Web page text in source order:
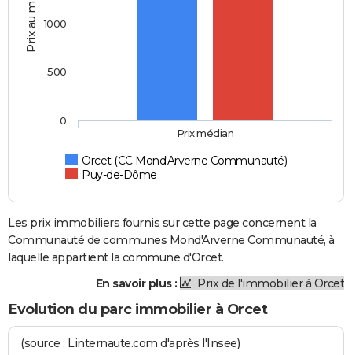
Prix au m2
Orcet (CC Mond'Arverne Communauté)
Puy-de-Dôme
Prix médian
0
500
1000
Les prix immobiliers fournis sur cette page concernent la
Communauté de communes Mond'Arverne Communauté, à
laquelle appartient la commune d'Orcet.
En savoir plus :
Prix de l'immobilier à Orcet
Evolution du parc immobilier à Orcet
(source : Linternaute.com d'après l'Insee)